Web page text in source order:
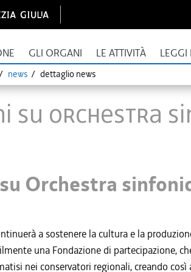
GLI ORGANI LE ATTIVITÀ LEGGI
news dettaglio news
su Orchestra
Orchestra
a sostenere la cultura e la
una Fondazione di partecipazione,
nei conservatori regionali, creando così